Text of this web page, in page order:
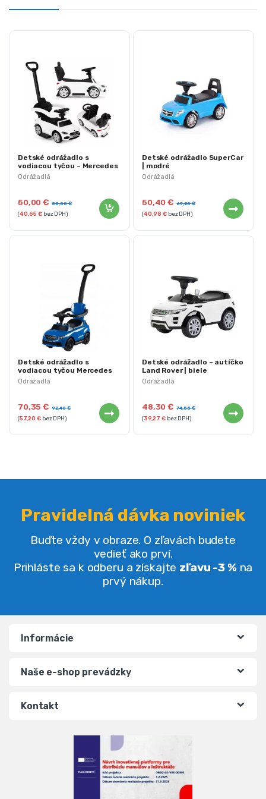
Odrážadlá
Detské odrážadlo s
vodiacou tyčou – Mercedes
CLASS C | biele
50,00€ 80,00€
(40,65€bez DPH)
Odrážadlá
Detské odrážadlo SuperCar
| modré
50,40€ 67,20€
(40,98€bez DPH)
Odrážadlá
Detské odrážadlo s
vodiacou tyčou Mercedes
AMG GLE | modrá
70,35€ 92,40€
(57,20€bez DPH)
Odrážadlá
Detské odrážadlo – autíčko
Land Rover | biele
48,30€ 74,55€
(39,27€bez DPH)
Pravidelná dávka noviniek
Buďte vždy v obraze. O zľavách budete
vedieť ako prví.
Prihláste sa k odberu a získajte zľavu -3 % na
prvý nákup.
Informácie
Naše e-shop prevádzky
Kontakt